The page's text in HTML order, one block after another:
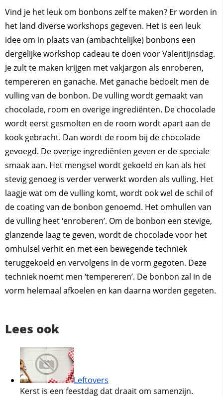
Vind je het leuk om bonbons zelf te maken? Er worden in
het land diverse workshops gegeven. Het is een leuk
idee om in plaats van (ambachtelijke) bonbons een
dergelijke workshop cadeau te doen voor Valentijnsdag.
Je zult te maken krijgen met vakjargon als enroberen,
tempereren en ganache. Met ganache bedoelt men de
vulling van de bonbon. De vulling wordt gemaakt van
chocolade, room en overige ingrediënten. De chocolade
wordt eerst gesmolten en de room wordt apart aan de
kook gebracht. Dan wordt de room bij de chocolade
gevoegd. De overige ingrediënten geven er de speciale
smaak aan. Het mengsel wordt gekoeld en kan als het
stevig genoeg is verder verwerkt worden als vulling. Het
laagje wat om de vulling komt, wordt ook wel de schil of
de coating van de bonbon genoemd. Het omhullen van
de vulling heet ‘enroberen’. Om de bonbon een stevige,
glanzende laag te geven, wordt de chocolade voor het
omhulsel verhit en met een bewegende techniek
teruggekoeld en vervolgens in de vorm gegoten. Deze
techniek noemt men ‘tempereren’. De bonbon zal in de
vorm helemaal afkoelen en kan daarna worden gegeten.
Lees ook
Leftovers
Kerst is een feestdag dat draait om samenzijn.